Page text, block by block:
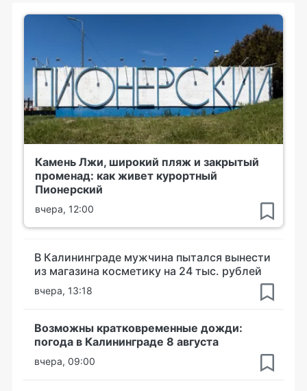
Камень Лжи, широкий пляж и закрытый
променад: как живет курортный
Пионерский
вчера, 12:00
В Калининграде мужчина пытался вынести
из магазина косметику на 24 тыс. рублей
вчера, 13:18
Возможны кратковременные дожди:
погода в Калининграде 8 августа
вчера, 09:00